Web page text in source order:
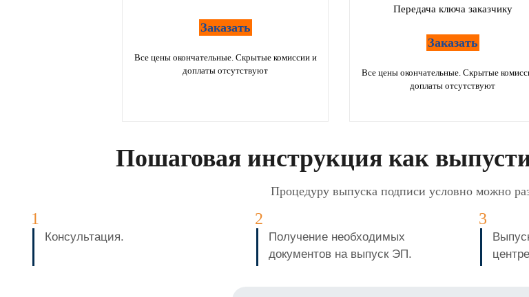
Заказать
Все цены окончательные. Скрытые комиссии и
доплаты отсутствуют
Передача ключа заказчику
Заказать
Все цены окончательные. Скрытые
доплаты отсутствуют
Пошаговая инструкция как
Процедуру выпуска подписи условно можно
Консультация.
Получение необходимых
документов на выпуск ЭП.